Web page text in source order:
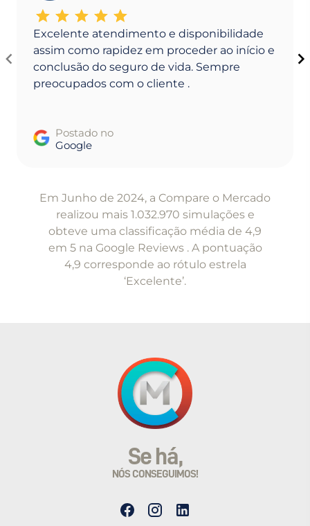
Excelente atendimento e disponibilidade
assim como rapidez em proceder ao início e
conclusão do seguro de vida. Sempre
preocupados com o cliente .
Postado no
Google
Em Junho de 2024, a Compare o Mercado
realizou mais 1.032.970 simulações e
obteve uma classificação média de 4,9
em 5 na Google Reviews . A pontuação
4,9 corresponde ao rótulo estrela
‘Excelente’.
Se há,
NÓS CONSEGUIMOS!